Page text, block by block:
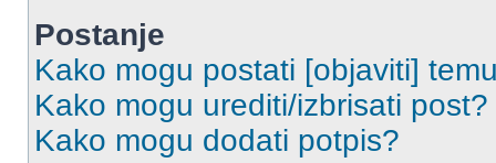
Postanje
Kako mogu postati [objaviti]
Kako mogu urediti/izbrisati post?
Kako mogu dodati potpis?